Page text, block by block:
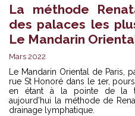
La méthode
des palaces les
Le Mandarin
Mars 2022
Le Mandarin Oriental de Paris,
rue St Honoré dans le 1er,
en étant à la pointe de la
aujourd’hui la méthode de
drainage lymphatique.